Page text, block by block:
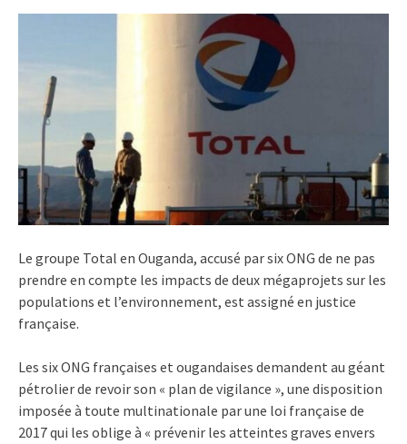
Le groupe Total en Ouganda, accusé par six ONG de ne pas
prendre en compte les impacts de deux mégaprojets sur les
populations et l’environnement, est assigné en justice
française.
Les six ONG françaises et ougandaises demandent au géant
pétrolier de revoir son « plan de vigilance », une disposition
imposée à toute multinationale par une loi française de
2017 qui les oblige à « prévenir les atteintes graves envers